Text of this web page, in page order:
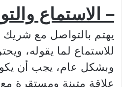
– الاستماع
يهتم بالتواصل مع شريك
للاستماع لما يقوله،
وبشكل عام، يجب أن
علاقة متينة ومستقرة